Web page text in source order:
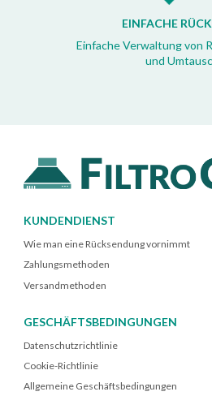
EINFACHE
Einfache Verwaltung von
und
KUNDENDIENST
Wie man eine Rücksendung vornimmt
Zahlungsmethoden
Versandmethoden
GESCHÄFTSBEDINGUNGEN
Datenschutzrichtlinie
Cookie-Richtlinie
Allgemeine Geschäftsbedingungen